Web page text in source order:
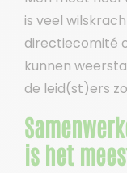
is veel
directiecomité
kunnen
de leid(st)ers
is het